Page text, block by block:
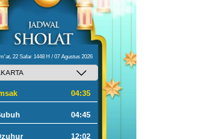
22 Safar 1448 H / 07 Agustus 2026
04:35
04:45
12:02